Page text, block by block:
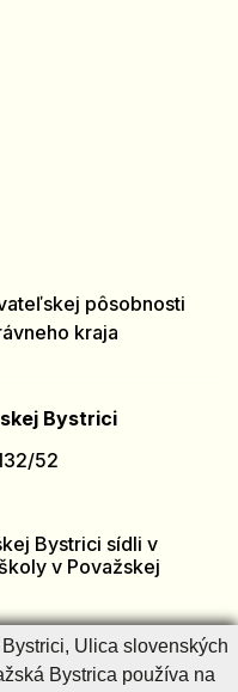
pôsobnosti
kraja
Bystrici
52
Bystrici sídli v
v Považskej
Ulica slovenských
Bystrica používa na